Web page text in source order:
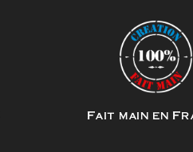
Fait main en